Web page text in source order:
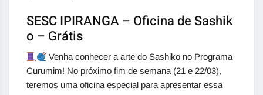
SESC IPIRANGA – Oficina de Sashik
o – Grátis
Venha conhecer a arte do Sashiko no Programa
Curumim! No próximo fim de semana (21 e 22/03),
teremos uma oficina especial para apresentar essa